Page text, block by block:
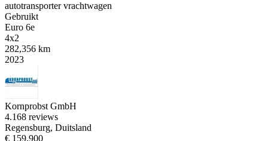
autotransporter vrachtwagen
Gebruikt
Euro 6e
4x2
282,356 km
2023
Kornprobst GmbH
4.168 reviews
Regensburg, Duitsland
€ 159.900